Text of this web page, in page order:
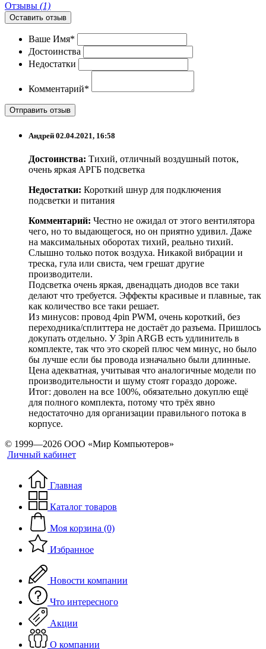
Отзывы (1)
Оставить отзыв
Ваше Имя*
Достоинства
Недостатки
Комментарий*
Отправить отзыв
Андрей 02.04.2021, 16:58
Достоинства: Тихий, отличный воздушный поток,
очень яркая АРГБ подсветка
Недостатки: Короткий шнур для подключения
подсветки и питания
Комментарий: Честно не ожидал от этого вентилятора
чего, но то выдающегося, но он приятно удивил. Даже
на максимальных оборотах тихий, реально тихий.
Слышно только поток воздуха. Никакой вибрации и
треска, гула или свиста, чем грешат другие
производители.
Подсветка очень яркая, двенадцать диодов все таки
делают что требуется. Эффекты красивые и плавные, так
как количество все таки решает.
Из минусов: провод 4pin PWM, очень короткий, без
переходника/сплиттера не достаёт до разъема. Пришлось
докупать отдельно. У 3pin ARGB есть удлинитель в
комплекте, так что это скорей плюс чем минус, но было
бы лучше если бы провода изначально были длинные.
Цена адекватная, учитывая что аналогичные модели по
производительности и шуму стоят гораздо дороже.
Итог: доволен на все 100%, обязательно докуплю ещё
для полного комплекта, потому что трёх явно
недостаточно для организации правильного потока в
корпусе.
© 1999—2026 ООО «Мир Компьютеров»
Личный кабинет
Главная
Каталог товаров
Моя корзина (0)
Избранное
Новости компании
Что интересного
Акции
О компании